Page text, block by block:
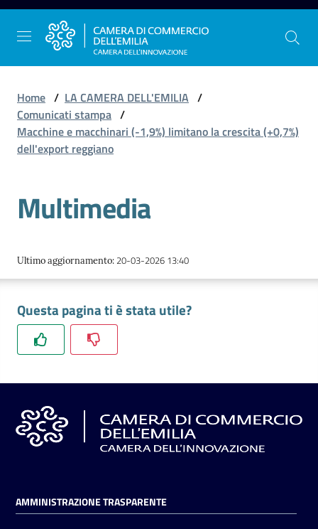
Vai al contenuto
Vai alla navigazione
Vai al footer
La
Camera
l'impresa
Promuovere
l'impresa
il
Tutelare
l'Impresa
Consumatore
Home / LA CAMERA DELL'EMILIA /
Comunicati stampa /
Macchine e macchinari (-1,9%) limitano la crescita (+0,7%)
dell'export reggiano
Multimedia
Ultimo aggiornamento: 20-03-2026 13:40
Questa pagina ti è stata utile?
AMMINISTRAZIONE TRASPARENTE